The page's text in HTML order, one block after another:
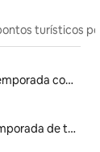
turísticos
Aluguéis por temporada com banheira de hidromassagem
Aluguel por temporada de townhouses